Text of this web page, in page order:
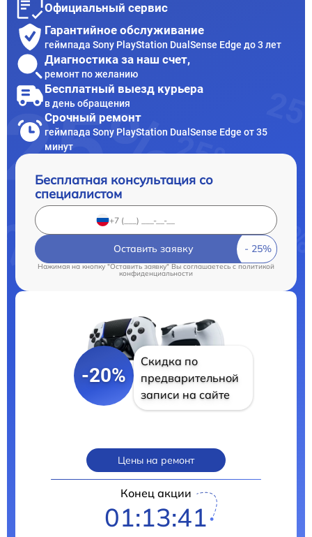
Официальный сервис
Гарантийное обслуживание
геймпада Sony PlayStation DualSense Edge до 3 лет
Диагностика за наш счет,
ремонт по желанию
Бесплатный выезд курьера
в день обращения
Срочный ремонт
геймпада Sony PlayStation DualSense Edge от 35
минут
Бесплатная консультация со
специалистом
Оставить заявку
Нажимая на кнопку "Оставить заявку" Вы соглашаетесь cполитикой
конфиденциальности
-20%
Скидка по
предварительной
записи на сайте
Цены на ремонт
Конец акции
01:13:41